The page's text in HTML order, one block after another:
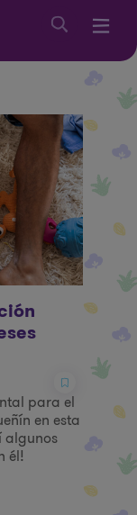
para el
en esta
algunos
él!